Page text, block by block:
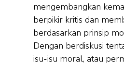
mengembangkan
berpikir kritis dan
berdasarkan prinsip
Dengan berdiskusi
isu-isu moral, atau